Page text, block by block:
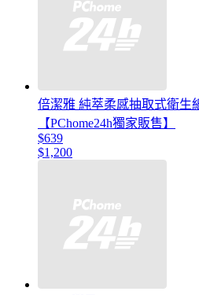
倍潔雅 純萃柔感抽取式衛生
【PChome24h獨家販售】
$639
$1,200